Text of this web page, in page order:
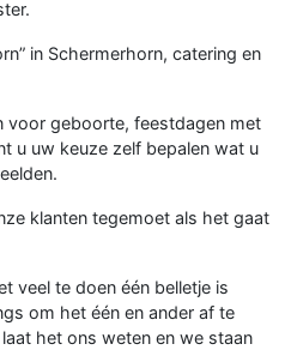
in Schermerhorn, catering en
geboorte, feestdagen met
u uw keuze zelf bepalen wat u
klanten tegemoet als het gaat
veel te doen één belletje is
om het één en ander af te
het ons weten en we staan